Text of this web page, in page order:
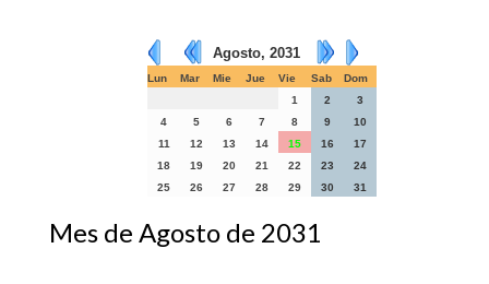
Agosto, 2031
Lun Mar Mie Jue Vie Sab
Dom
1
2
3
4
5 6 7 8 9
10
11
12 13 14 15 16
17
18
19 20 21 22 23
24
25
26 27 28 29 30 31
Mes de Agosto de 2031